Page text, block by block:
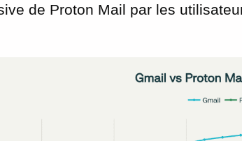
de Proton Mail par les